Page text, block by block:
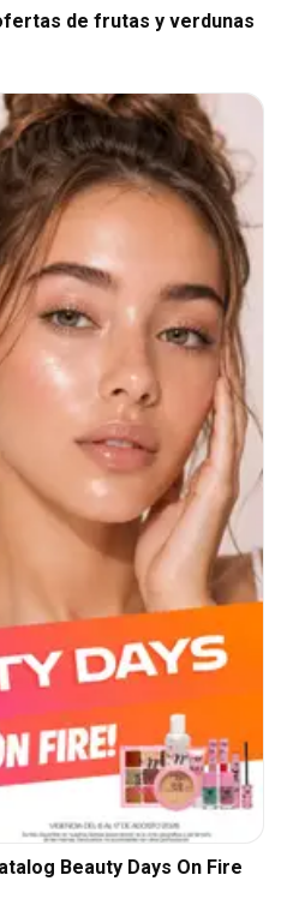
de frutas y verdunas
Beauty Days On Fire